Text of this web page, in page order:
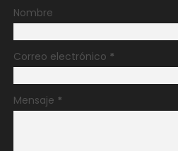
Nombre
Correo electrónico *
Mensaje *